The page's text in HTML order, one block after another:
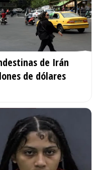
de Irán
de dólares